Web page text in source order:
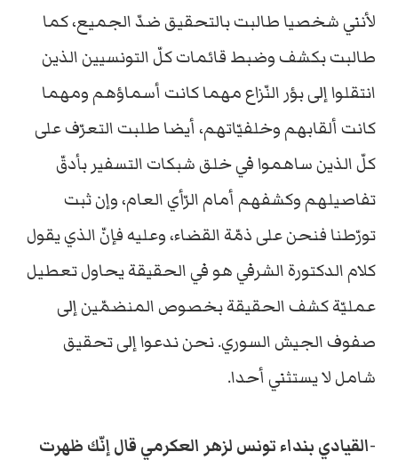
لأنني شخصيا طالبت بالتحقيق ضدّ الجميع، كما
طالبت بكشف وضبط قائمات كلّ التونسيين الذين
انتقلوا إلى بؤر النّزاع مهما كانت أسماؤهم ومهما
كانت ألقابهم وخلفيّاتهم، أيضا طلبت التعرّف على
كلّ الذين ساهموا في خلق شبكات التسفير بأدقّ
تفاصيلهم وكشفهم أمام الرّأي العام، وإن ثبت
تورّطنا فنحن على ذمّة القضاء، وعليه فإنّ الذي يقول
كلام الدكتورة الشرفي هو في الحقيقة يحاول تعطيل
عمليّة كشف الحقيقة بخصوص المنضمّين إلى
صفوف الجيش السوري. نحن ندعوا إلى تحقيق
شامل لا يستثني أحدا.
-القيادي بنداء تونس لزهر العكرمي قال إنّك ظهرت